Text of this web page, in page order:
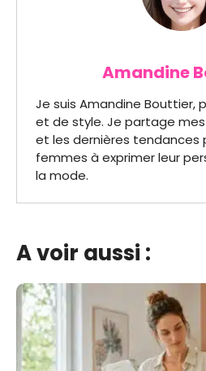
Amandine
Je suis Amandine Bouttier,
et de style. Je partage
et les dernières tendances
femmes à exprimer leur
la mode.
A voir aussi :